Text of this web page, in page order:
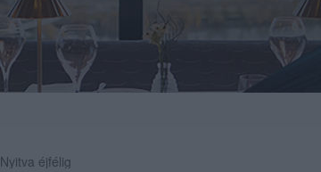
Nyitva éjfélig